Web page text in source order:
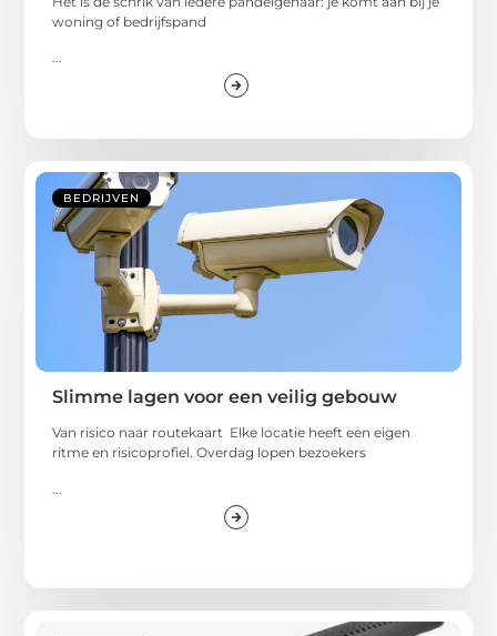
woning of bedrijfspand
...
BEDRIJVEN
Slimme lagen voor een veilig gebouw
Van risico naar routekaart Elke locatie heeft een eigen
ritme en risicoprofiel. Overdag lopen bezoekers